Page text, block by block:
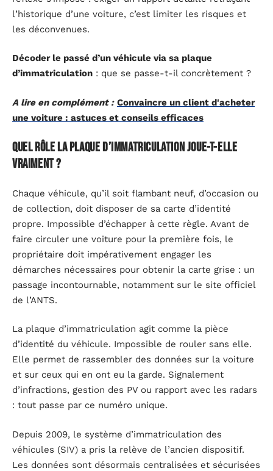
l’historique d’une voiture, c’est limiter les risques et
les déconvenues.
Décoder le passé d’un véhicule via sa plaque
d’immatriculation : que se passe-t-il concrètement ?
A lire en complément : Convaincre un client d'acheter
une voiture : astuces et conseils efficaces
Quel rôle la plaque d’immatriculation joue-t-elle
vraiment ?
Chaque véhicule, qu’il soit flambant neuf, d’occasion ou
de collection, doit disposer de sa carte d’identité
propre. Impossible d’échapper à cette règle. Avant de
faire circuler une voiture pour la première fois, le
propriétaire doit impérativement engager les
démarches nécessaires pour obtenir la carte grise : un
passage incontournable, notamment sur le site officiel
de l’ANTS.
La plaque d’immatriculation agit comme la pièce
d’identité du véhicule. Impossible de rouler sans elle.
Elle permet de rassembler des données sur la voiture
et sur ceux qui en ont eu la garde. Signalement
d’infractions, gestion des PV ou rapport avec les radars
: tout passe par ce numéro unique.
Depuis 2009, le système d’immatriculation des
véhicules (SIV) a pris la relève de l’ancien dispositif.
Les données sont désormais centralisées et sécurisées